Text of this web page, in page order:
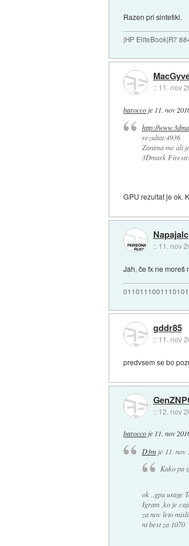
Razen pri sintetiki.
|HP EliteBook|R7
:: 11. nov
barocco je 11. nov
http://
rezultat:4936
Zanima me ali
3Dmark
GPU rezultat je ok.
Napajalc
:: 11. nov
Jah, če fx ne moreš
gddr85
:: 11. nov
predvsem se bo
:: 12. nov
baroccoje 11. nov
D3mje 11. nov
Kako pa
ok ..gpu usage
Igram ,ko je
za nov leto
ni best za 1070